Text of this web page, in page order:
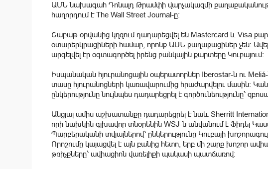
ԱՄՆ նախագահ Դոնալդ Թրամփի վարչակազմի
հաղորդում է The Wall Street Journal-ը։
Շաբաթ օրվանից կղզում դադարեցվել են Mastercard և Visa
օտարերկրացիների համար, որոնք ԱՄՆ քաղաքացիներ չեն։
արգելվել էր օգտագործել իրենց բանկային քարտերը Կուբայում։
Իսպանական հյուրանոցային օպերատորներ Iberostar-ն ու
տասը հյուրանոցների կառավարումից հրաժարվելու մասին։
ընկերությունը նույնպես դադարեցրել է գործունեությունը՝
Անցյալ ամիս աշխատանքը դադարեցրել է նաև Sherritt
որի նախկին գլխավոր տնօրենին WSJ-ն անվանում է Ֆիդել
Պարբերականի տվյալներով՝ ընկերությունը Կուբայի
Որոշումը կայացվել է այն բանից հետո, երբ մի շարք խոշոր
թռիչքները՝ ավիացիոն վառելիքի պակասի պատճառով։